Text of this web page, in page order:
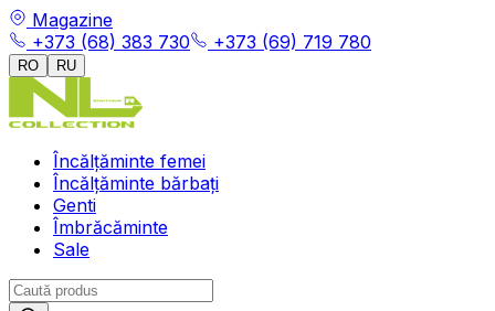
Magazine
+373 (68) 383 730
+373 (69) 719 780
RO RU
Încălțăminte femei
Încălțăminte bărbați
Genti
Îmbrăcăminte
Sale